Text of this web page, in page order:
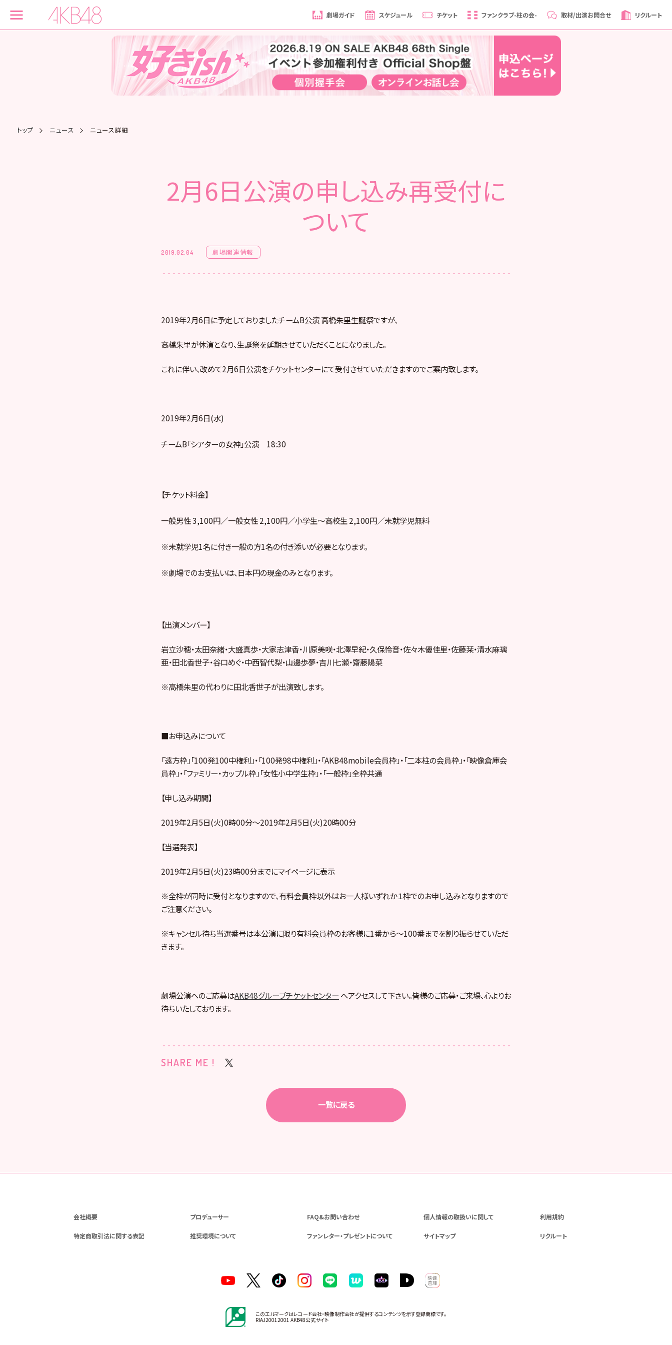
劇場ガイド スケジュール チケット ファンクラブ-柱の会- 取材/出演お問合せ リクルート
トップ ニュース ニュース詳細
2月6日公演の申し込み再受付に
ついて
2019.02.04 劇場関連情報
2019年2月6日に予定しておりましたチームB公演 高橋朱里生誕祭ですが、
高橋朱里が休演となり、生誕祭を延期させていただくことになりました。
これに伴い、改めて2月6日公演をチケットセンターにて受付させていただきますのでご案内致します。
2019年2月6日(水)
チームB「シアターの女神」公演 18:30
【チケット料金】
一般男性 3,100円／一般女性 2,100円／小学生～高校生 2,100円／未就学児無料
※未就学児1名に付き一般の方1名の付き添いが必要となります。
※劇場でのお支払いは、日本円の現金のみとなります。
【出演メンバー】
岩立沙穂・太田奈緒・大盛真歩・大家志津香・川原美咲・北澤早紀・久保怜音・佐々木優佳里・佐藤栞・清水麻璃
亜・田北香世子・谷口めぐ・中西智代梨・山邊歩夢・吉川七瀬・齋藤陽菜
※高橋朱里の代わりに田北香世子が出演致します。
■お申込みについて
「遠方枠」「100発100中権利」・「100発98中権利」・「AKB48mobile会員枠」・「二本柱の会員枠」・「映像倉庫会
員枠」・「ファミリー・カップル枠」「女性小中学生枠」・「一般枠」全枠共通
【申し込み期間】
2019年2月5日(火)0時00分～2019年2月5日(火)20時00分
【当選発表】
2019年2月5日(火)23時00分までにマイページに表示
※全枠が同時に受付となりますので、有料会員枠以外はお一人様いずれか１枠でのお申し込みとなりますので
ご注意ください。
※キャンセル待ち当選番号は本公演に限り有料会員枠のお客様に1番から～100番までを割り振らせていただ
きます。
劇場公演へのご応募はAKB48グループチケットセンター へアクセスして下さい。皆様のご応募・ご来場、心よりお
待ちいたしております。
SHARE ME !
一覧に戻る
会社概要 プロデューサー FAQ&お問い合わせ 個人情報の取扱いに関して 利用規約
特定商取引法に関する表記 推奨環境について ファンレター・プレゼントについて サイトマップ リクルート
このエルマークはレコード会社・映像制作会社が提供するコンテンツを示す登録商標です。
RIAJ20012001 AKB48公式サイト